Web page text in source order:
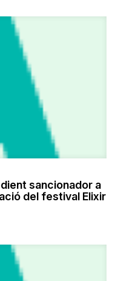
sancionador a
del festival Elixir